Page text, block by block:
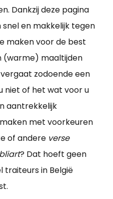
Dankzij deze pagina
en makkelijk tegen
maken voor de best
(warme) maaltijden
zodoende een
niet of het wat voor u
aantrekkelijk
met voorkeuren
of andere verse
? Dat hoeft geen
traiteurs in België